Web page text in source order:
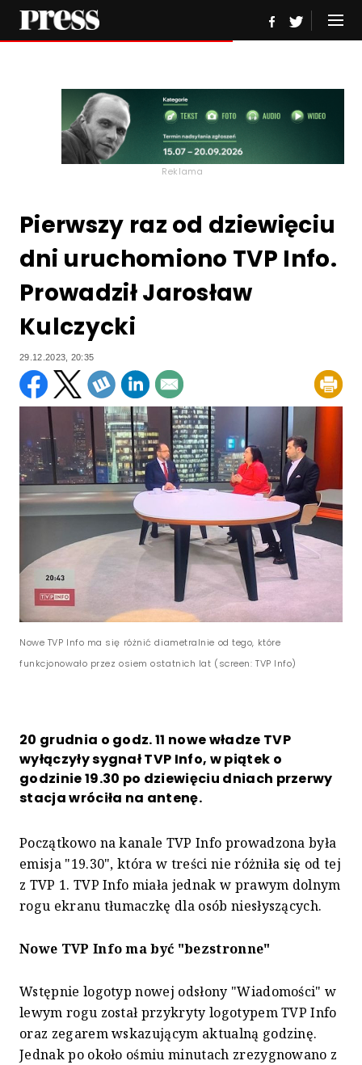
Reklama
Pierwszy raz od dziewięciu
dni uruchomiono TVP Info.
Prowadził Jarosław
Kulczycki
29.12.2023, 20:35
Nowe TVP Info ma się różnić diametralnie od tego, które
funkcjonowało przez osiem ostatnich lat (screen: TVP Info)
20 grudnia o godz. 11 nowe władze TVP
wyłączyły sygnał TVP Info, w piątek o
godzinie 19.30 po dziewięciu dniach przerwy
stacja wróciła na antenę.
Początkowo na kanale TVP Info prowadzona była
emisja "19.30", która w treści nie różniła się od tej
z TVP 1. TVP Info miała jednak w prawym dolnym
rogu ekranu tłumaczkę dla osób niesłyszących.
Nowe TVP Info ma być "bezstronne"
Wstępnie logotyp nowej odsłony "Wiadomości" w
lewym rogu został przykryty logotypem TVP Info
oraz zegarem wskazującym aktualną godzinę.
Jednak po około ośmiu minutach zrezygnowano z